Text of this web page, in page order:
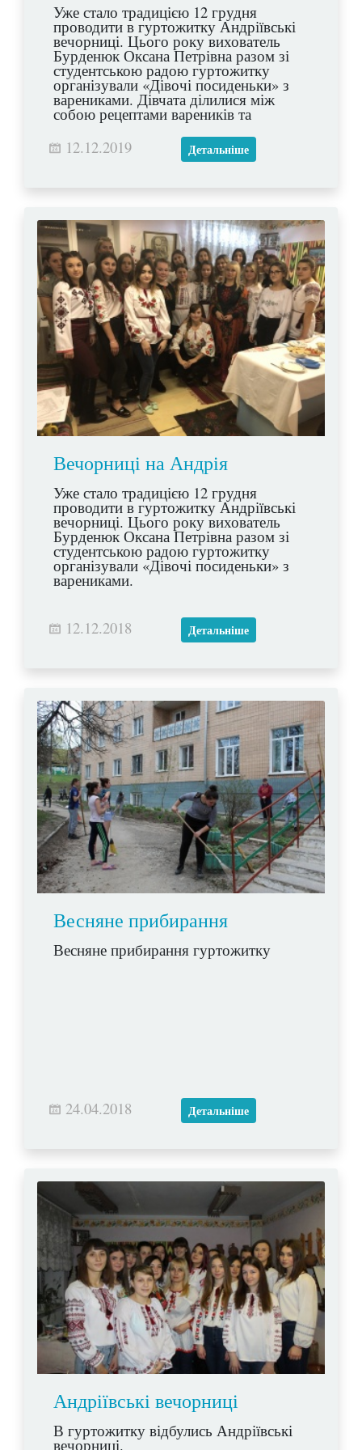
Уже стало традицією 12 грудня
проводити в гуртожитку Андріївські
вечорниці. Цього року вихователь
Бурденюк Оксана Петрівна разом зі
студентською радою гуртожитку
організували «Дівочі посиденьки» з
варениками. Дівчата ділилися між
собою рецептами вареників та
смакували їх, співали українських
пісень та заглядали у своє майбутнє,
розмовляли про найпотаємніше та
12.12.2019 Детальніше
Вечорниці на Андрія
Уже стало традицією 12 грудня
проводити в гуртожитку Андріївські
вечорниці. Цього року вихователь
Бурденюк Оксана Петрівна разом зі
студентською радою гуртожитку
організували «Дівочі посиденьки» з
варениками.
12.12.2018 Детальніше
Весняне прибирання
Весняне прибирання гуртожитку
24.04.2018 Детальніше
Андріївські вечорниці
В гуртожитку відбулись Андріївські
вечорниці.